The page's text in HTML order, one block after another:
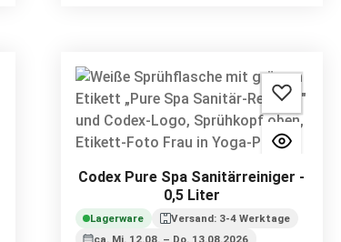
Codex Pure Spa Sanitärreiniger -
0,5 Liter
Lagerware
Versand: 3-4 Werktage
ca. Mi. 12.08. – Do. 13.08.2026